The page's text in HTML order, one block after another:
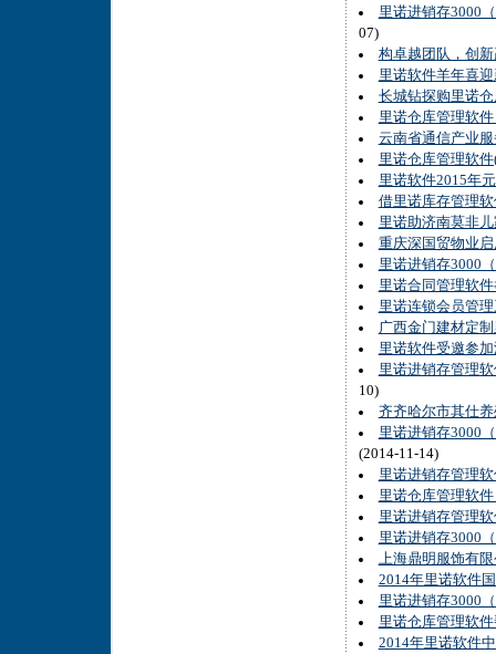
里诺进销存3000
07)
构卓越团队，创
里诺软件羊年喜
长城钻探购里诺
里诺仓库管理软
云南省通信产业
里诺仓库管理软
里诺软件2015年
借里诺库存管理
里诺助济南莫非
重庆深国贸物业
里诺进销存3000
里诺合同管理软
里诺连锁会员管
广西金门建材定
里诺软件受邀参
里诺进销存管理
10)
齐齐哈尔市其仕
里诺进销存3000
(2014-11-14)
里诺进销存管理
里诺仓库管理软
里诺进销存管理
里诺进销存3000
上海鼎明服饰有
2014年里诺软件
里诺进销存3000
里诺仓库管理软
2014年里诺软件